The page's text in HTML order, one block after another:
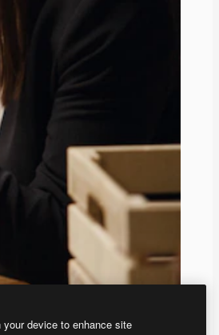
device to enhance site